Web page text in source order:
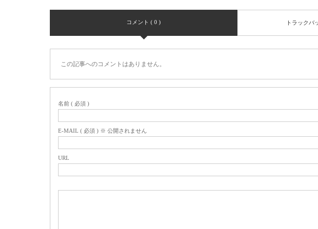
コメント ( 0 ) トラックバ
この記事へのコメントはありません。
名前 ( 必須 )
E-MAIL ( 必須 ) ※ 公開されません
URL